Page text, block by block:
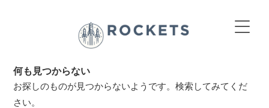
何も見つからない
お探しのものが見つからないようです。検索してみてくだ
さい。